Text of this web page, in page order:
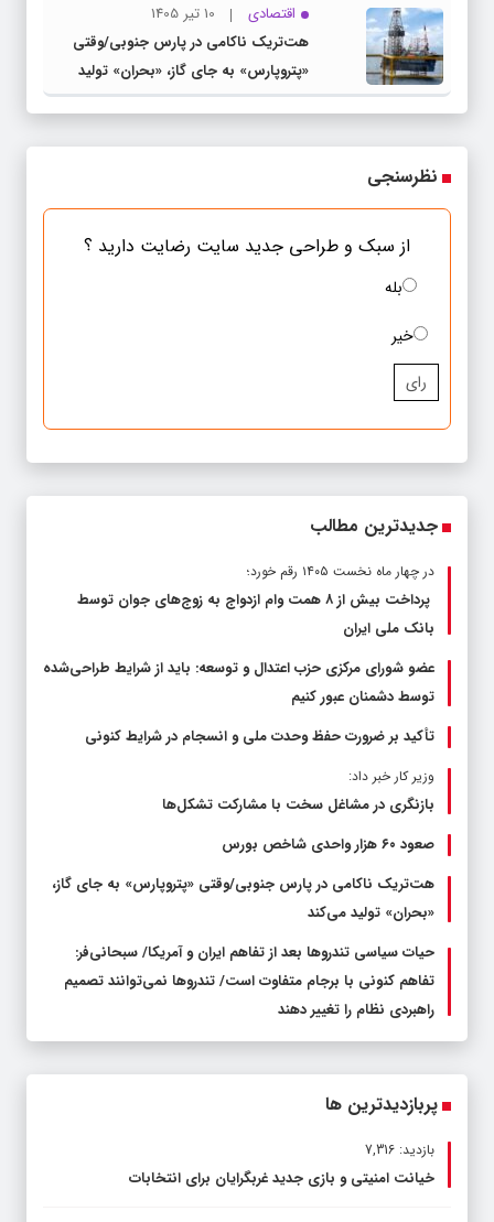
اقتصادی
10 تیر 1405
هت‌تریک ناکامی در پارس جنوبی/وقتی
«پتروپارس» به جای گاز، «بحران» تولید
می‌کند
نظرسنجی
از سبک و طراحی جدید سایت رضایت دارید ؟
بله
خیر
رای
جدیدترین مطالب
در چهار ماه نخست ۱۴۰۵ رقم خورد؛
پرداخت بیش از ۸ همت وام ازدواج به زوج‌های جوان توسط
بانک ملی ایران
عضو شورای مرکزی حزب اعتدال و توسعه: باید از شرایط طراحی‌شده
توسط دشمنان عبور کنیم
تأکید بر ضرورت حفظ وحدت ملی و انسجام در شرایط کنونی
وزیر کار خبر داد:
بازنگری در مشاغل سخت با مشارکت تشکل‌ها
صعود ۶۰ هزار واحدی شاخص بورس
هت‌تریک ناکامی در پارس جنوبی/وقتی «پتروپارس» به جای گاز،
«بحران» تولید می‌کند
حیات سیاسی تندروها بعد از تفاهم ایران و آمریکا/ سبحانی‌فر:
تفاهم کنونی با برجام متفاوت است/ تندروها نمی‌توانند تصمیم
راهبردی نظام را تغییر دهند
پربازدیدترین ها
بازدید: 7,316
خیانت امنیتی و بازی جدید غربگرایان برای انتخابات